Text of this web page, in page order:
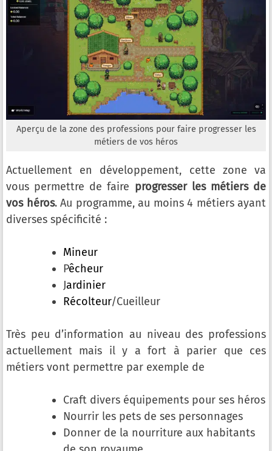
Aperçu de la zone des professions pour faire progresser les
métiers de vos héros
Actuellement en développement, cette zone va
vous permettre de faire progresser les métiers de
vos héros. Au programme, au moins 4 métiers ayant
diverses spécificité :
Mineur
Pêcheur
Jardinier
Récolteur/Cueilleur
Très peu d’information au niveau des professions
actuellement mais il y a fort à parier que ces
métiers vont permettre par exemple de
Craft divers équipements pour ses héros
Nourrir les pets de ses personnages
Donner de la nourriture aux habitants